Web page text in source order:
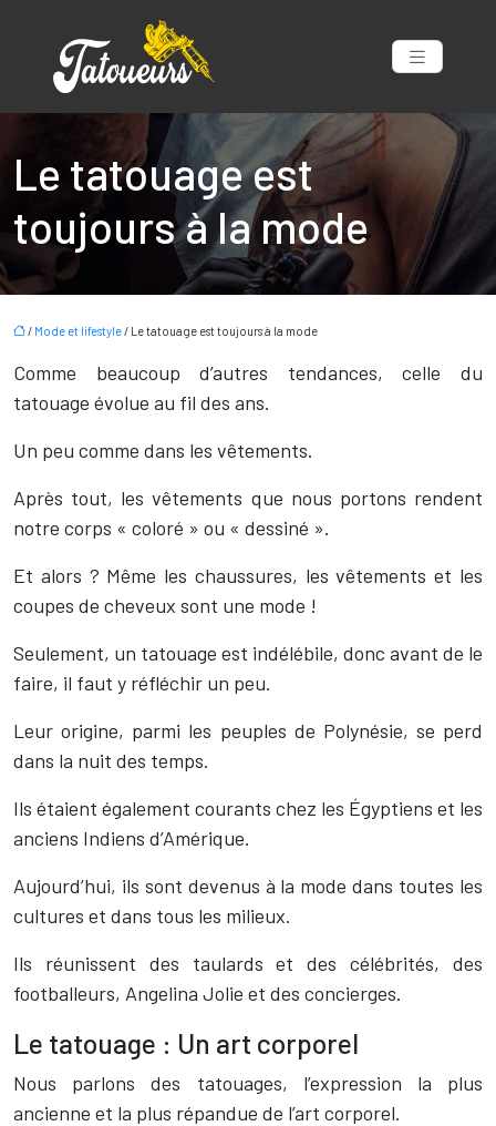
Le tatouage est
toujours à la mode
/ Mode et lifestyle/ Le tatouage est toujours à la mode
Comme beaucoup d’autres tendances, celle du
tatouage évolue au fil des ans.
Un peu comme dans les vêtements.
Après tout, les vêtements que nous portons rendent
notre corps « coloré » ou « dessiné ».
Et alors ? Même les chaussures, les vêtements et les
coupes de cheveux sont une mode !
Seulement, un tatouage est indélébile, donc avant de le
faire, il faut y réfléchir un peu.
Leur origine, parmi les peuples de Polynésie, se perd
dans la nuit des temps.
Ils étaient également courants chez les Égyptiens et les
anciens Indiens d’Amérique.
Aujourd’hui, ils sont devenus à la mode dans toutes les
cultures et dans tous les milieux.
Ils réunissent des taulards et des célébrités, des
footballeurs, Angelina Jolie et des concierges.
Le tatouage : Un art corporel
Nous parlons des tatouages, l’expression la plus
ancienne et la plus répandue de l’art corporel.